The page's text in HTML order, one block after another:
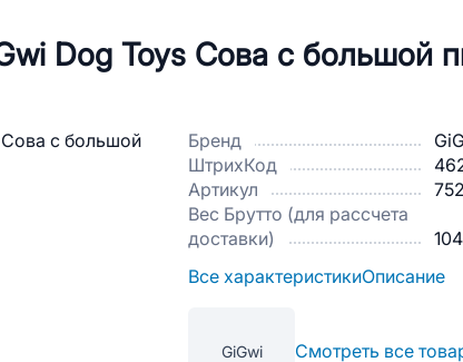
Dog Toys Сова с большой
Бренд
ШтрихКод
Артикул
Вес Брутто (для рассчета
доставки)
104
Все характеристикиОписание
GiGwi Смотреть все